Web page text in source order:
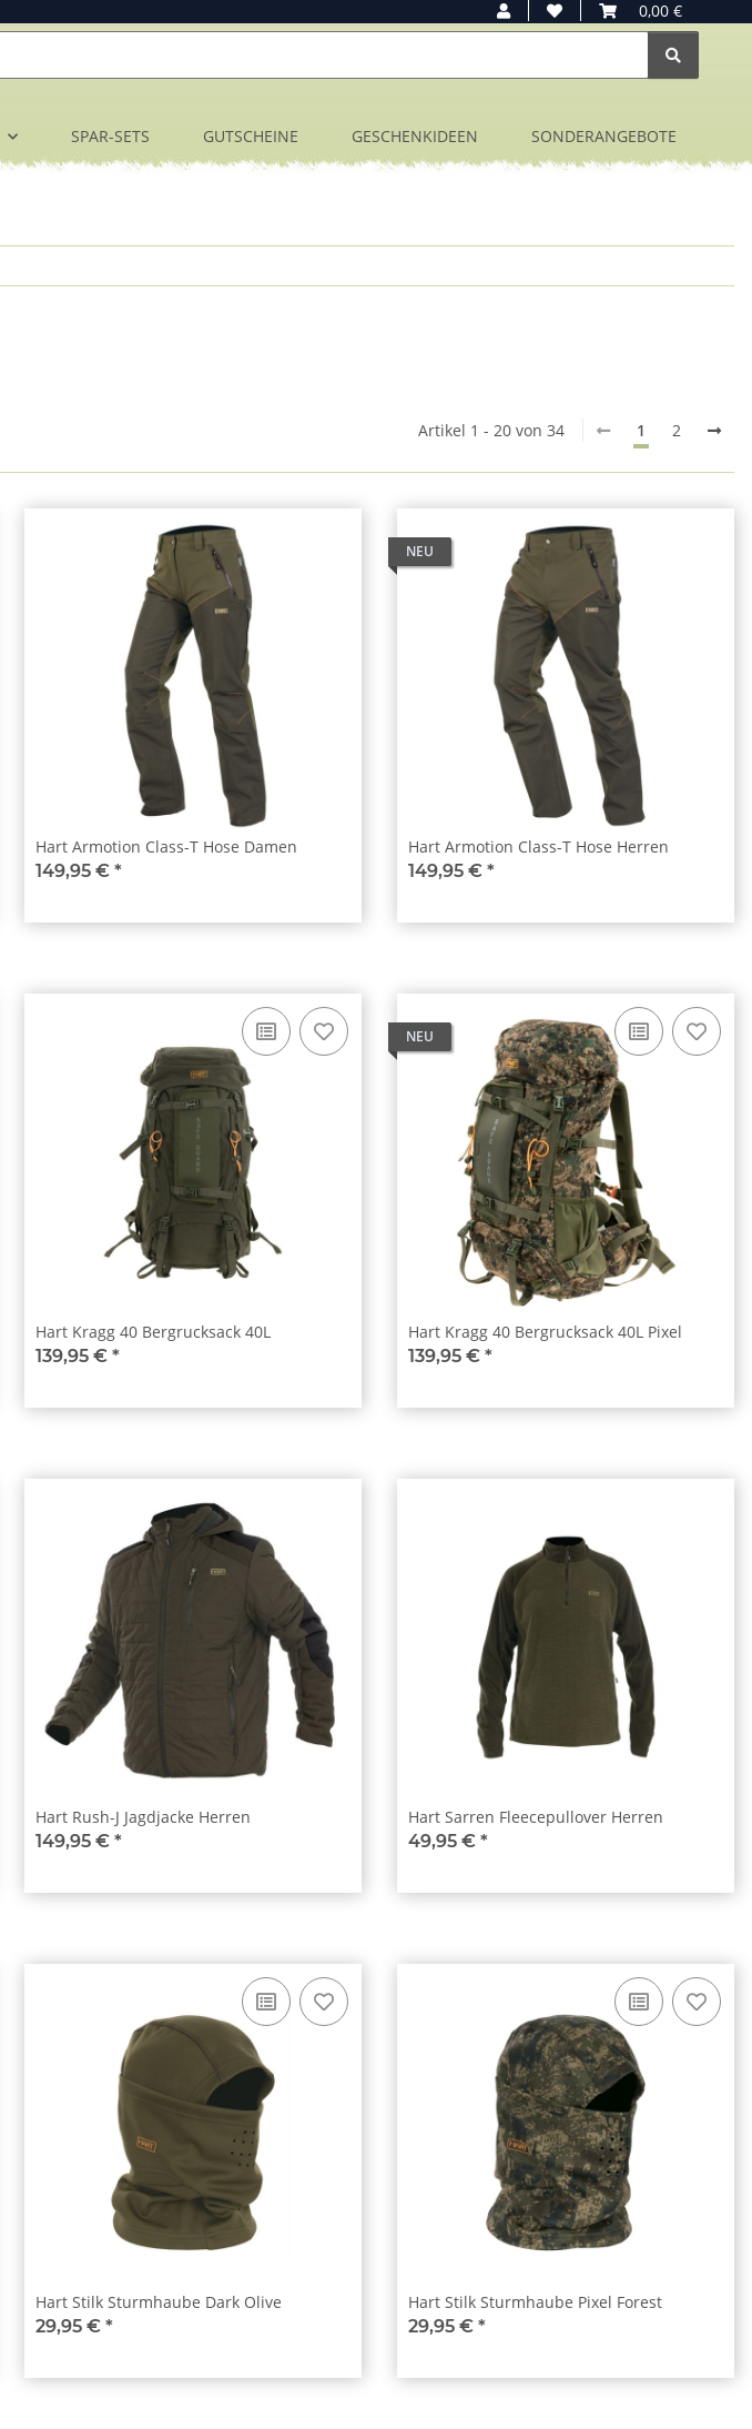
0,00 €
SPAR-SETS GUTSCHEINE GESCHENKIDEEN SONDERANGEBOTE
Artikel 1 - 20 von 34 1 2
Hart Armotion Class-T Hose Damen
149,95 € *
NEU
Hart Armotion Class-T Hose Herren
149,95 € *
Hart Kragg 40 Bergrucksack 40L
139,95 € *
NEU
Hart Kragg 40 Bergrucksack 40L Pixel
139,95 € *
Hart Rush-J Jagdjacke Herren
149,95 € *
Hart Sarren Fleecepullover Herren
49,95 € *
Hart Stilk Sturmhaube Dark Olive
29,95 € *
Hart Stilk Sturmhaube Pixel Forest
29,95 € *